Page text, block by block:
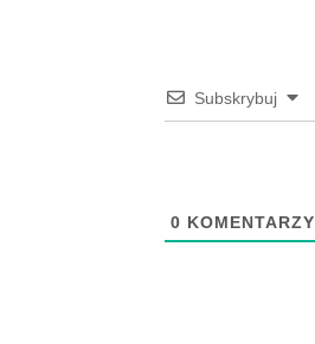
Subskrybuj
0 KOMENTARZY